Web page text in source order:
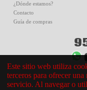
¿Dónde estamos?
Contacto
Guía de compras
Este sitio web utiliza
terceros para ofrecer
servicio. Al navegar o